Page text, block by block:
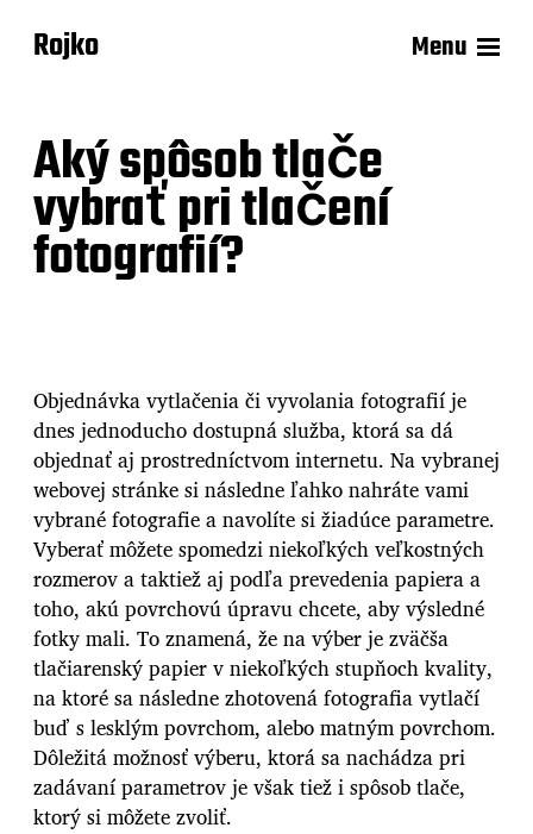
Rojko Menu
Aký spôsob tlače
vybrať pri tlačení
fotografií?
Objednávka vytlačenia či vyvolania fotografií je
dnes jednoducho dostupná služba, ktorá sa dá
objednať aj prostredníctvom internetu. Na vybranej
webovej stránke si následne ľahko nahráte vami
vybrané fotografie a navolíte si žiadúce parametre.
Vyberať môžete spomedzi niekoľkých veľkostných
rozmerov a taktiež aj podľa prevedenia papiera a
toho, akú povrchovú úpravu chcete, aby výsledné
fotky mali. To znamená, že na výber je zväčša
tlačiarenský papier v niekoľkých stupňoch kvality,
na ktoré sa následne zhotovená fotografia vytlačí
buď s lesklým povrchom, alebo matným povrchom.
Dôležitá možnosť výberu, ktorá sa nachádza pri
zadávaní parametrov je však tiež i spôsob tlače,
ktorý si môžete zvoliť.